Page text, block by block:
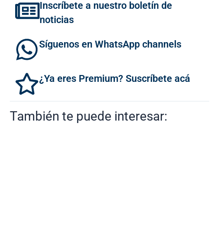
Inscríbete a nuestro boletín de
noticias
Síguenos en WhatsApp channels
¿Ya eres Premium? Suscríbete acá
También te puede interesar: